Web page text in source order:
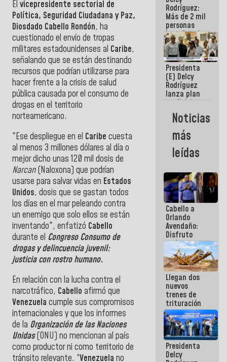
El vicepresidente sectorial de
Política, Seguridad Ciudadana y Paz,
Diosdado Cabello Rondón, ha
cuestionado el envío de tropas
militares estadounidenses al Caribe,
señalando que se están destinando
recursos que podrían utilizarse para
hacer frente a la crisis de salud
pública causada por el consumo de
drogas en el territorio
norteamericano.
"Ese despliegue en el Caribe cuesta
al menos 3 millones dólares al día o
mejor dicho unas 120 mil dosis de
Narcan(Naloxona) que podrían
usarse para salvar vidas en Estados
Unidos, dosis que se gastan todos
los días en el mar peleando contra
un enemigo que solo ellos se están
inventando", enfatizó Cabello
durante el Congreso Consumo de
drogas y delincuencia juvenil:
justicia con rostro humano.
En relación con la lucha contra el
narcotráfico, Cabello afirmó que
Venezuela cumple sus compromisos
internacionales y que los informes
de la Organización de las Naciones
Unidas(ONU) no mencionan al país
como productor ni como territorio de
tránsito relevante. “Venezuela no
Rodríguez:
Más de 2 mil
personas
beneficiadas
con planes
para
atención de
emergencia
sísmica en
la última
semana
Presidenta
(E) Delcy
Rodríguez
lanza plan
crediticio
con subsidio
a Juntas de
Condominio
Noticias
más
leídas
Cabello a
Orlando
Avendaño:
Disfruto
cada vez
que escribes
porque lo
que haces
es
embarrarla
Llegan dos
nuevos
trenes de
trituración
para
optimizar
manejo de
escombros
en La Guaira
Presidenta
Delcy